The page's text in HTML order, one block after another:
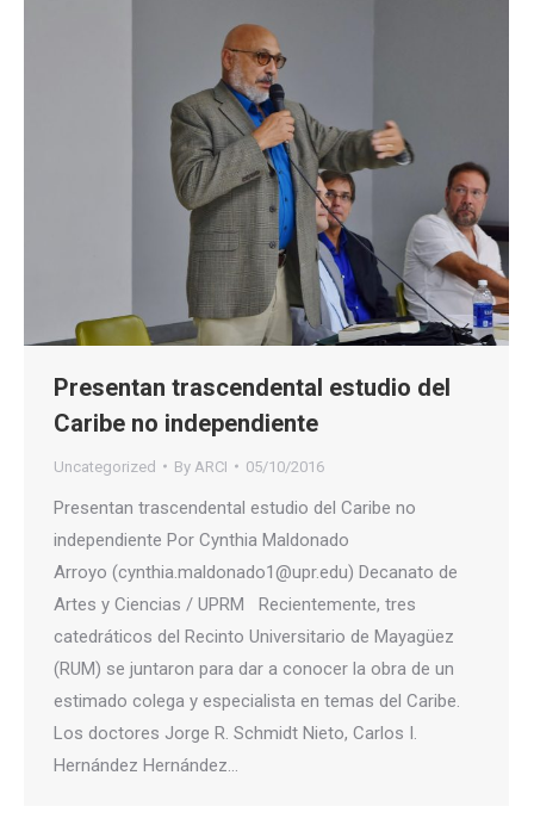
Presentan trascendental estudio del
Caribe no independiente
Uncategorized By ARCI 05/10/2016
Presentan trascendental estudio del Caribe no
independiente Por Cynthia Maldonado
Arroyo (cynthia.maldonado1@upr.edu) Decanato de
Artes y Ciencias / UPRM Recientemente, tres
catedráticos del Recinto Universitario de Mayagüez
(RUM) se juntaron para dar a conocer la obra de un
estimado colega y especialista en temas del Caribe.
Los doctores Jorge R. Schmidt Nieto, Carlos I.
Hernández Hernández…